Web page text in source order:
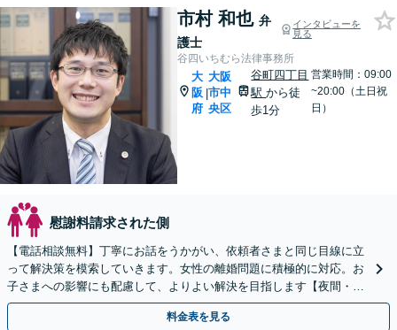
市村 和也 弁
護士
インタビューを
見る
谷四いちむら法律事務所
大
阪
府
|
大阪
市中
央区
谷町四丁目
駅から徒
歩1分
営業時間：09:00
~20:00（土日祝
日）
慰謝料請求された側
【電話相談無料】丁寧にお話をうかがい、依頼者さまと同じ目線に立
って解決策を模索していきます。女性の離婚問題に積極的に対応。お
子さまへの影響にも配慮して、よりよい解決を目指します【夜間・休
日の相談可能】【谷町四丁目駅10秒】
料金表を見る